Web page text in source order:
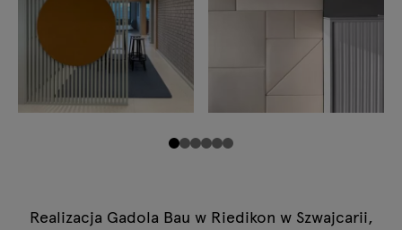
Realizacja Gadola Bau w Riedikon w Szwajcarii,